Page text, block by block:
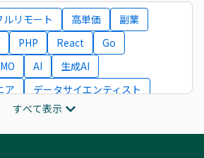
ルリモート 高単価
副業
PHP React
Go
AI
生成AI
ア
データサイエンティスト
ITコンサルタント
ンジニア
すべて表示